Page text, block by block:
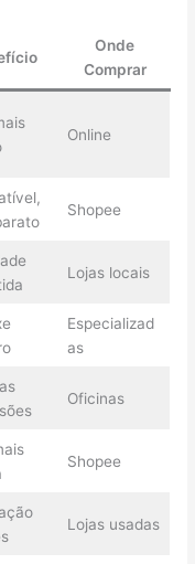
Onde
Comprar
Online
Shopee
Lojas locais
Especializad
as
Oficinas
Shopee
Lojas usadas